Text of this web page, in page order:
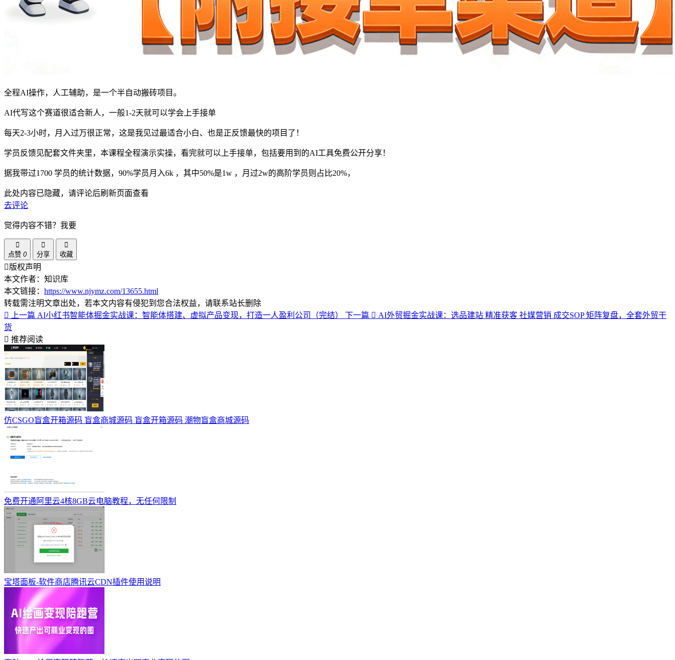
全程AI操作，人工辅助，是一个半自动搬砖项目。
AI代写这个赛道很适合新人，一般1-2天就可以学会上手接单
每天2-3小时，月入过万很正常，这是我见过最适合小白、也是正反馈最快的项目了！
学员反馈见配套文件夹里，本课程全程演示实操，看完就可以上手接单，包括要用到的AI工具免费公开分享！
据我带过1700 学员的统计数据，90%学员月入6k ，其中50%是1w ，月过2w的高阶学员则占比20%，
此处内容已隐藏，请评论后刷新页面查看
去评论
觉得内容不错？我要
点赞 0 分享 收藏
版权声明
本文作者：知识库
本文链接： https://www.njymz.com/13655.html
转载需注明文章出处，若本文内容有侵犯到您合法权益，请联系站长删除
上一篇 AI小红书智能体掘金实战课：智能体搭建、虚拟产品变现，打造一人盈利公司（完结） 下一篇
AI外贸掘金实战课：选品建站 精准获客 社媒营销 成交SOP 矩阵复盘，全套外贸干
货
推荐阅读
仿CSGO盲盒开箱源码 盲盒商城源码 盲盒开箱源码 潮物盲盒商城源码
免费开通阿里云4核8GB云电脑教程，无任何限制
宝塔面板-软件商店腾讯云CDN插件使用说明